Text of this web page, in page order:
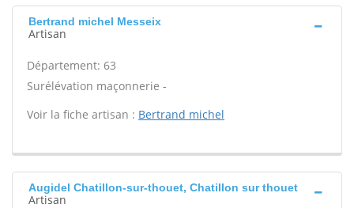
Bertrand michel Messeix
Artisan
Département: 63
Surélévation maçonnerie -
Voir la fiche artisan : Bertrand michel
Augidel Chatillon-sur-thouet, Chatillon sur thouet
Artisan